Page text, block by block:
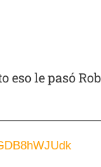
eso le pasó